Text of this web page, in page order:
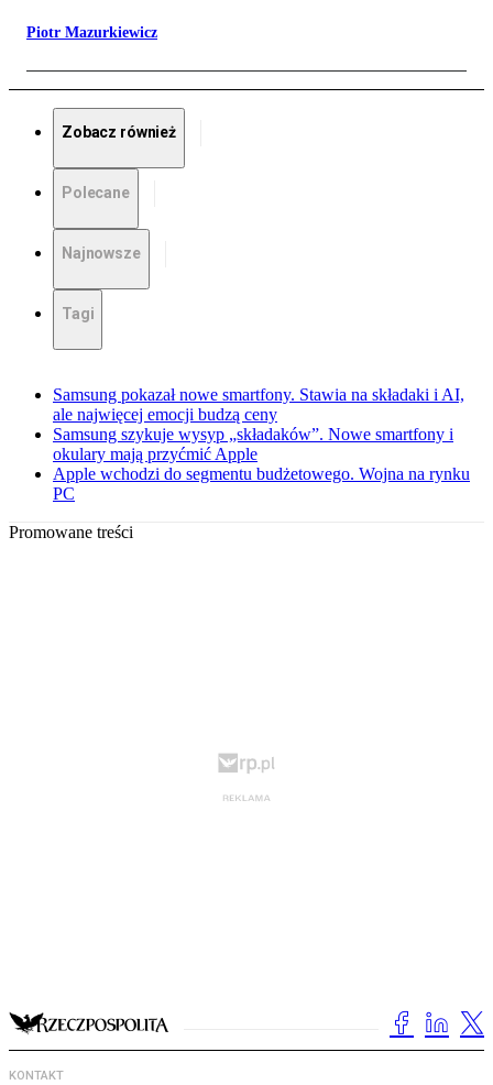
Piotr Mazurkiewicz
Zobacz również
Polecane
Najnowsze
Tagi
Samsung pokazał nowe smartfony. Stawia na składaki i AI,
ale najwięcej emocji budzą ceny
Samsung szykuje wysyp „składaków”. Nowe smartfony i
okulary mają przyćmić Apple
Apple wchodzi do segmentu budżetowego. Wojna na rynku
PC
Promowane treści
KONTAKT